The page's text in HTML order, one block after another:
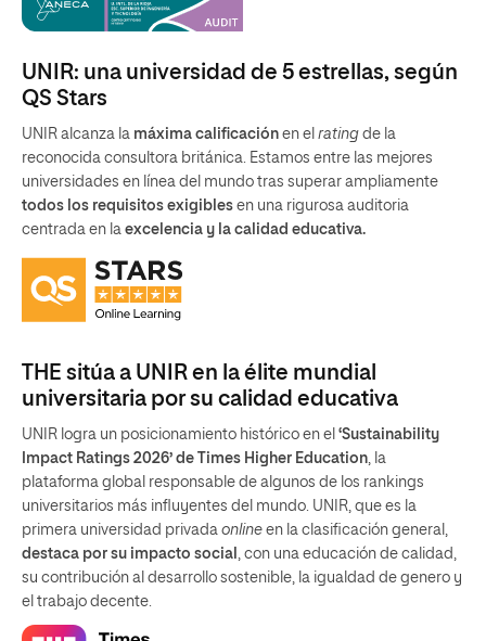
UNIR: una universidad de 5 estrellas, según
QS Stars
UNIR alcanza la máxima calificación en el rating de la
reconocida consultora británica. Estamos entre las mejores
universidades en línea del mundo tras superar ampliamente
todos los requisitos exigibles en una rigurosa auditoria
centrada en la excelencia y la calidad educativa.
THE sitúa a UNIR en la élite mundial
universitaria por su calidad educativa
UNIR logra un posicionamiento histórico en el ‘Sustainability
Impact Ratings 2026’ de Times Higher Education, la
plataforma global responsable de algunos de los rankings
universitarios más influyentes del mundo. UNIR, que es la
primera universidad privada online en la clasificación general,
destaca por su impacto social , con una educación de calidad,
su contribución al desarrollo sostenible, la igualdad de genero y
el trabajo decente.